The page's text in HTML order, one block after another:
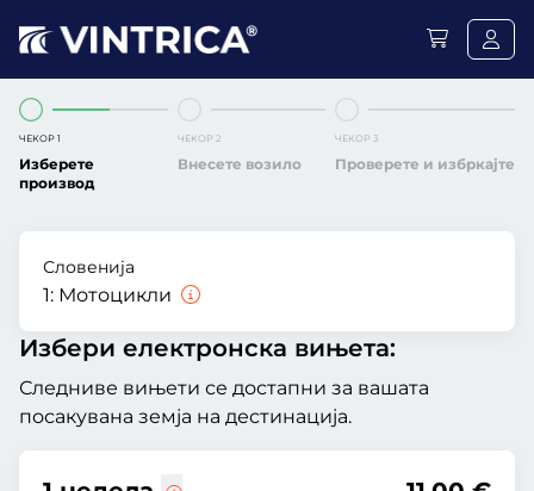
ЧЕКОР 1
Изберете
производ
ЧЕКОР 2
Внесете возило
ЧЕКОР 3
Проверете и избркајте
Словенија
1: Мотоцикли
Избери електронска вињета:
Следниве вињети се достапни за вашата
посакувана земја на дестинација.